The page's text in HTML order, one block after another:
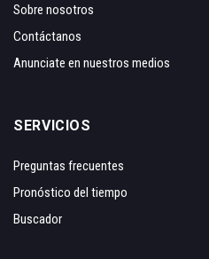
Sobre nosotros
Contáctanos
Anunciate en nuestros medios
SERVICIOS
Preguntas frecuentes
Pronóstico del tiempo
Buscador